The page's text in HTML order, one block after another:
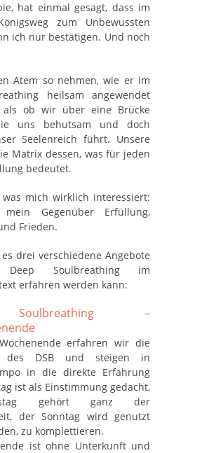
hat einmal gesagt, dass im
zum Unbewussten
ich nur bestätigen. Und noch
Atem so nehmen, wie er im
heilsam angewendet
ob wir über eine Brücke
uns behutsam und doch
Seelenreich führt. Unsere
Matrix dessen, was für jeden
bedeutet.
mich wirklich interessiert:
Gegenüber Erfüllung,
Frieden.
drei verschiedene Angebote
Soulbreathing im
erfahren werden kann:
–
erfahren wir die
des DSB und steigen in
in die direkte Erfahrung
ist als Einstimmung gedacht,
gehört ganz der
der Sonntag wird genutzt
zu komplettieren.
ist ohne Unterkunft und